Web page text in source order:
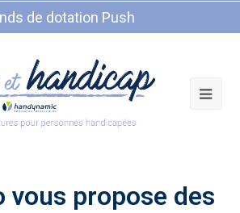
de dotation Push
vous propose des